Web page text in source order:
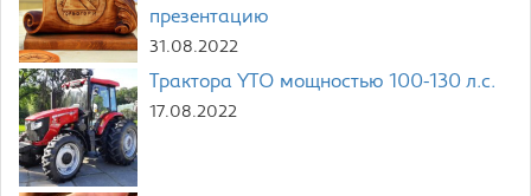
презентацию
31.08.2022
Трактора YTO мощностью 100-130 л.с.
17.08.2022